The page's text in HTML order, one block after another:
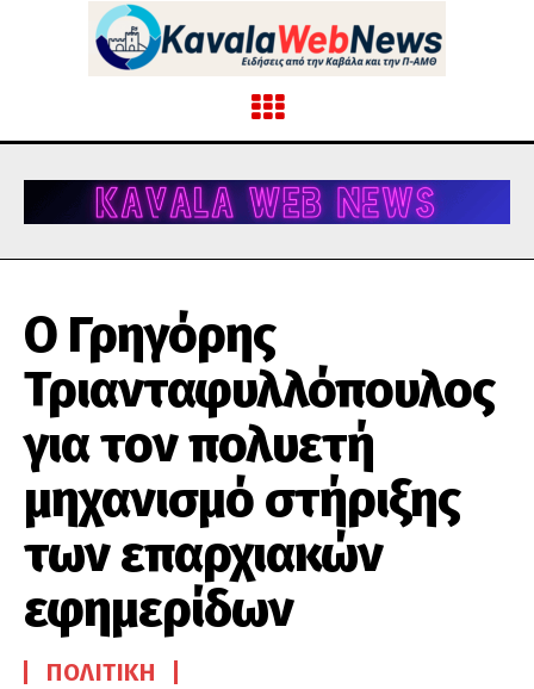
Ο Γρηγόρης
Τριανταφυλλόπουλος
για τον πολυετή
μηχανισμό στήριξης
των επαρχιακών
εφημερίδων
ΠΟΛΙΤΙΚΉ